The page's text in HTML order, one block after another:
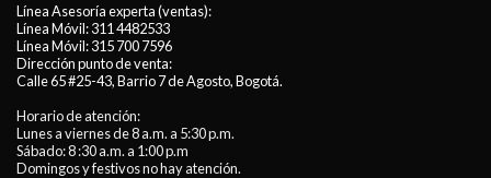
Línea Asesoría experta (ventas):
Línea Móvil:311 4482533
Línea Móvil:315 700 7596
Dirección punto de venta:
Calle 65 #25-43, Barrio 7 de Agosto, Bogotá.
Horario de atención:
Lunes a viernes de 8 a.m. a 5:30 p.m.
Sábado: 8 :30 a.m. a 1:00 p.m
Domingos y festivos no hay atención.